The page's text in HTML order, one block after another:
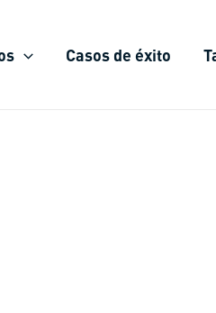
Casos de éxito